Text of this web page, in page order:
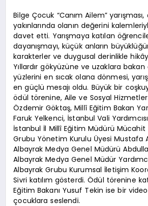
Bilge Çocuk “Canım Ailem”
yakınlarında olanın değerini
davet etti. Yarışmaya katılan
dayanışmayı, küçük anların
karakterler ve duygusal derinlikle
Yıllardır gökyüzüne ve uzaklara bakan
yüzlerini en sıcak olana dönmesi,
en güçlü mesajı oldu. Büyük bir
ödül törenine, Aile ve Sosyal Hizmetler
Özdemir Göktaş, Millî Eğitim Bakan
Faruk Yelkenci, İstanbul Vali
İstanbul İl Millî Eğitim Müdürü Mücahit
Grubu Yönetim Kurulu Üyesi Mustafa
Albayrak Medya Genel Müdürü
Albayrak Medya Genel Müdür
Albayrak Grubu Kurumsal İletişim
Sivri katılım gösterdi. Ödül törenine
Eğitim Bakanı Yusuf Tekin ise bir
çocuklara seslendi.